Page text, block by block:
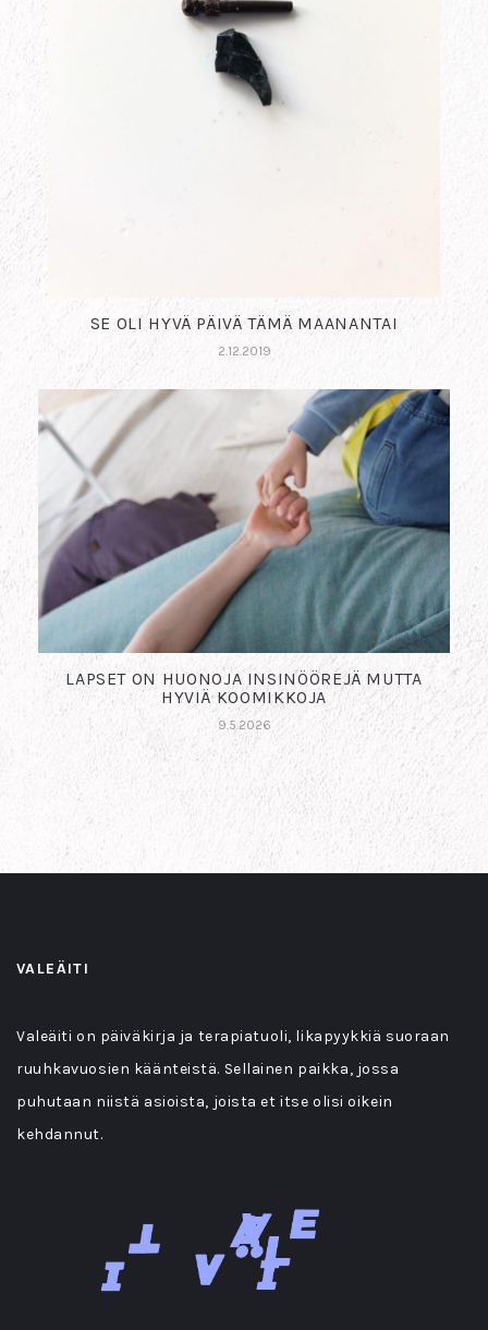
SE OLI HYVÄ PÄIVÄ TÄMÄ MAANANTAI
2.12.2019
LAPSET ON HUONOJA INSINÖÖREJÄ MUTTA
HYVIÄ KOOMIKKOJA
9.5.2026
VALEÄITI
Valeäiti on päiväkirja ja terapiatuoli, likapyykkiä suoraan
ruuhkavuosien käänteistä. Sellainen paikka, jossa
puhutaan niistä asioista, joista et itse olisi oikein
kehdannut.